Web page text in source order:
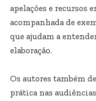
apelações e recursos
acompanhada de
que ajudam a
elaboração.
Os autores também
prática nas